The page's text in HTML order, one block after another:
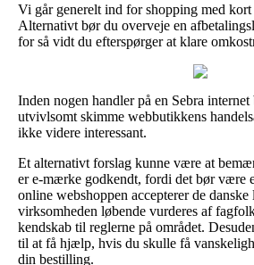
Vi går generelt ind for shopping med
Alternativt bør du overveje en
for så vidt du efterspørger at klare
Inden nogen handler på en Sebra
utvivlsomt skimme webbutikkens
ikke videre interessant.
Et alternativt forslag kunne være at
er e-mærke godkendt, fordi det bør være
online webshoppen accepterer de
virksomheden løbende vurderes af
kendskab til reglerne på området.
til at få hjælp, hvis du skulle få
din bestilling.